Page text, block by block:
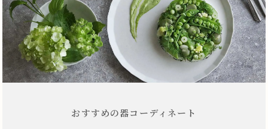
おすすめの器コーディネート